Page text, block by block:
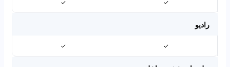
✓
✓
راديو
✓
✓